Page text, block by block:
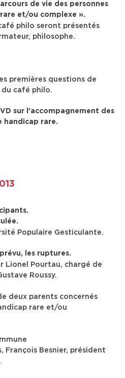
de vie des personnes
et/ou complexe ».
philo seront présentés
philosophe.
premières questions de
café philo.
sur l’accompagnement des
handicap rare.
Populaire Gesticulante.
les ruptures.
Lionel Pourtau, chargé de
Roussy.
deux parents concernés
rare et/ou
François Besnier, président
.